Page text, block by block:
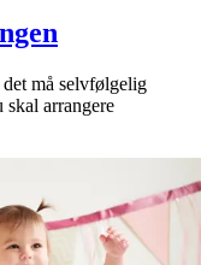
må selvfølgelig
skal arrangere